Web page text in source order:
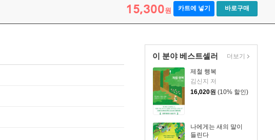
15,300원 카트에 넣기 바로구매
이 분야 베스트셀러
제철 행복
김신지 저
16,020원 (10% 할인)
나에게는 새의 말이
들린다
더보기